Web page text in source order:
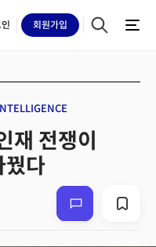
회원가입
재 전쟁이
꿨다